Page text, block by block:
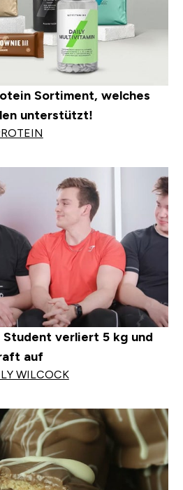
Sortiment, welches
unterstützt!
Student verliert 5 kg und
auf
WILCOCK